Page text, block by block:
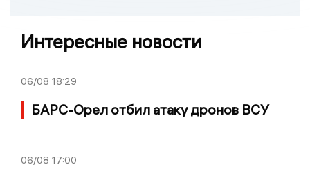
Интересные новости
06/08 18:29
БАРС-Орел отбил атаку дронов ВСУ
06/08 17:00